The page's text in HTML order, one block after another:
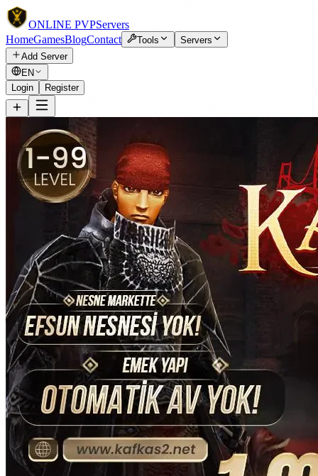
ONLINE PVPServers
HomeGamesBlogContact Tools
Servers
Add Server
EN
Login
Register